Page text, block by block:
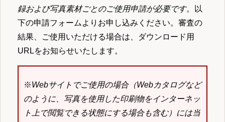
録および写真素材ごとのご使用申請が必要です。以
下の申請フォームよりお申し込みください。審査の
結果、ご使用いただける場合は、ダウンロード用
URLをお知らせいたします。
※Webサイトでご使用の場合（Webカタログなど
のように、写真を使用した印刷物をインターネッ
ト上で閲覧できる状態にする場合も含む）には当